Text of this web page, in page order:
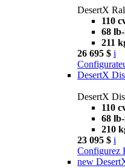
DesertX
110
68
211
26 695 $ i
DesertX
DesertX
110
68
210
23 095 $ i
Configurez
new